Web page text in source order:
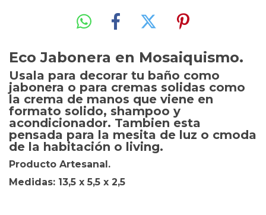
Eco Jabonera en Mosaiquismo.
Usala para decorar tu baño como
jabonera o para cremas solidas como
la crema de manos que viene en
formato solido, shampoo y
acondicionador. Tambien esta
pensada para la mesita de luz o cmoda
de la habitación o living.
Producto Artesanal.
Medidas: 13,5 x 5,5 x 2,5